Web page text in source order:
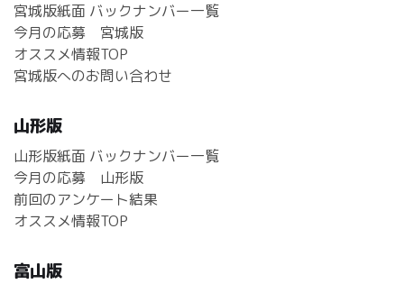
宮城版紙面 バックナンバー一覧
今月の応募 宮城版
オススメ情報TOP
宮城版へのお問い合わせ
山形版
山形版紙面 バックナンバー一覧
今月の応募 山形版
前回のアンケート結果
オススメ情報TOP
富山版